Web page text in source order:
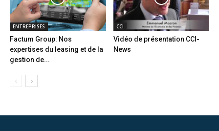
ENTREPRISES
Factum Group: Nos
expertises du leasing et de la
gestion de...
CCI
Vidéo de présentation CCI-
News